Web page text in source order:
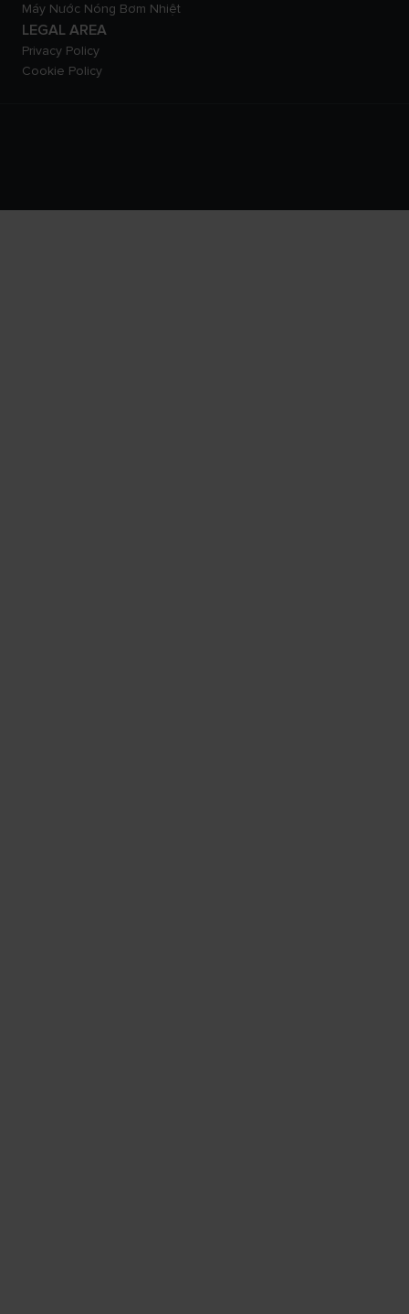
Máy Nước Nóng Bơm Nhiệt
LEGAL AREA
Privacy Policy
Cookie Policy